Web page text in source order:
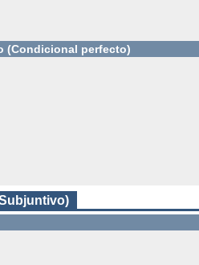
(Condicional perfecto)